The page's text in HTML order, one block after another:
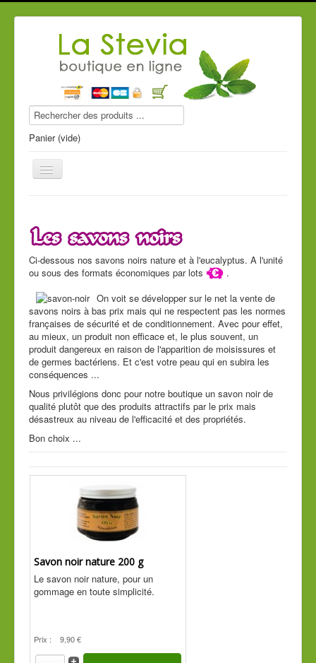
Panier (vide)
Produits stevia
Compléments alimentaires
Produits de beauté
Cde tél
Guide conseil
Ci-dessous nos savons noirs nature et à l'eucalyptus. A l'unité
ou sous des formats économiques par lots
.
On voit se développer sur le net la vente de
savons noirs à bas prix mais qui ne respectent pas les normes
françaises de sécurité et de conditionnement. Avec pour effet,
au mieux, un produit non efficace et, le plus souvent, un
produit dangereux en raison de l'apparition de moisissures et
de germes bactériens. Et c'est votre peau qui en subira les
conséquences ...
Nous privilégions donc pour notre boutique un savon noir de
qualité plutôt que des produits attractifs par le prix mais
désastreux au niveau de l'efficacité et des propriétés.
Bon choix ...
Savon noir nature 200 g
Le savon noir nature, pour un
gommage en toute simplicité.
Prix : 9,90 €